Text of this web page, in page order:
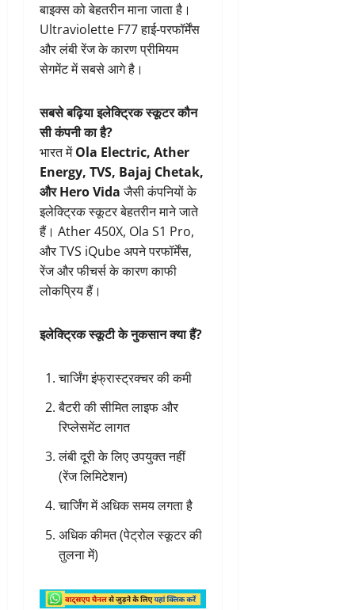
बाइक्स को बेहतरीन माना जाता है।
Ultraviolette F77 हाई-परफॉर्मेंस
और लंबी रेंज के कारण प्रीमियम
सेगमेंट में सबसे आगे है।
सबसे बढ़िया इलेक्ट्रिक स्कूटर कौन
सी कंपनी का है?
भारत मेंOla Electric, Ather
Energy, TVS, Bajaj Chetak,
और Hero Vidaजैसी कंपनियों के
इलेक्ट्रिक स्कूटर बेहतरीन माने जाते
हैं। Ather 450X, Ola S1 Pro,
और TVS iQube अपने परफॉर्मेंस,
रेंज और फीचर्स के कारण काफी
लोकप्रिय हैं।
इलेक्ट्रिक स्कूटी के नुकसान क्या हैं?
चार्जिंग इंफ्रास्ट्रक्चर की कमी
बैटरी की सीमित लाइफ और
रिप्लेसमेंट लागत
लंबी दूरी के लिए उपयुक्त नहीं
(रेंज लिमिटेशन)
चार्जिंग में अधिक समय लगता है
अधिक कीमत (पेट्रोल स्कूटर की
तुलना में)